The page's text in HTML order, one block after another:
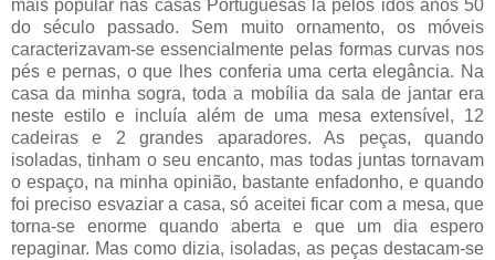
mais popular nas casas Portuguesas lá pelos idos anos 50
do século passado. Sem muito ornamento, os móveis
caracterizavam-se essencialmente pelas formas curvas nos
pés e pernas, o que lhes conferia uma certa elegância. Na
casa da minha sogra, toda a mobília da sala de jantar era
neste estilo e incluía além de uma mesa extensível, 12
cadeiras e 2 grandes aparadores. As peças, quando
isoladas, tinham o seu encanto, mas todas juntas tornavam
o espaço, na minha opinião, bastante enfadonho, e quando
foi preciso esvaziar a casa, só aceitei ficar com a mesa, que
torna-se enorme quando aberta e que um dia espero
repaginar. Mas como dizia, isoladas, as peças destacam-se